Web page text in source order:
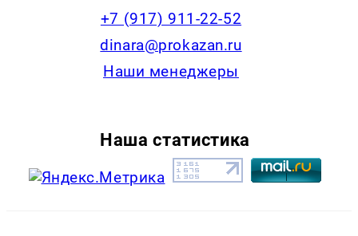
+7 (917) 911-22-52
dinara@prokazan.ru
Наши менеджеры
Наша статистика